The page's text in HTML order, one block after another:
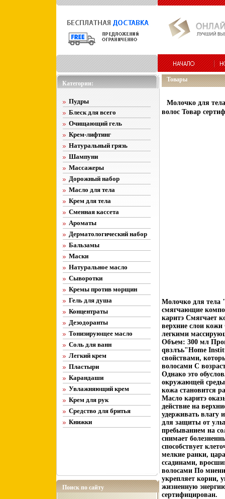
Категории:
Пудры
Блеск для всего
Очищающий гель
Крем-лифтинг
Натуральный грязь
Шампуни
Массажеры
Дорожный набор
Масло для тела
Крем для тела
Сменная кассета
Ароматы
Дерматологический набор
Бальзамы
Маски
Натуральное масло
Сыворотки
Кремы против морщин
Гель для душа
Концентраты
Дезодоранты
Тонизирующее масло
Соль для ванн
Легкий крем
Пластыри
Карандаши
Увлажняющий крем
Крем для рук
Средство для бритья
Книжки
Поиск по сайту
Товары
Молочко для
волос Товар
Молочко для тела
смягчающие
каритэ Смягчает
верхние слои
легкими
Объем: 300 мл
qвзлъь"Home
свойствами,
волосами С
Однако это
окружающей
кожа становится
Масло каритэ
действие на
удерживать влагу
для защиты от
пребыванием на
снимает
способствует
мелкие ранки,
ссадинами,
волосами По
укрепляет корни,
жизненную
сертифицирован.